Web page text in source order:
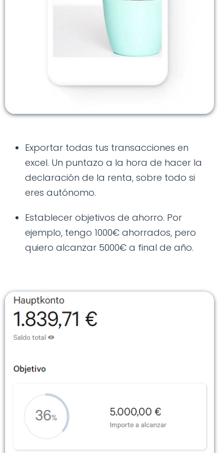
Exportar todas tus transacciones en
excel. Un puntazo a la hora de hacer la
declaración de la renta, sobre todo si
eres autónomo.
Establecer objetivos de ahorro. Por
ejemplo, tengo 1000€ ahorrados, pero
quiero alcanzar 5000€ a final de año.